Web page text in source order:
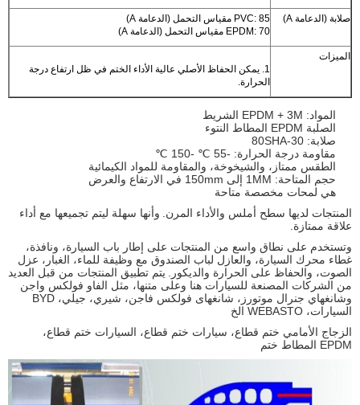
صلابة (الدعامة A)
PVC: 85 مقياس التحمل (الدعامة A)
EPDM: 70 مقياس التحمل (الدعامة A)
الميزات
1. يمكن الحفاظ الأصلي عالية الأداء الختم في ظل ارتفاع درجة
الحرارة.
المواد: EPDM + 3M الشريط
الصلبة EPDM المطاط النتوء
صلابة: 30-80SHA
مقاومة درجة الحرارة: -55 ℃ -150 ℃
الطقس ممتاز، والشيخوخة، والمقاومة للمواد الكيمائية
حجم المتاحة: 1MM إلى 150mm في الارتفاع والعرض
هي لمحات مخصصة متاحة
المنتجات لديها سطح أملس والأداء المرن. وأنها سهلة ليتم تجميعها مع أداء
علاقة ممتازة.
وتستخدم على نطاق واسع من المنتجات على إطار باب السيارة، ونافذة،
غطاء محرك السيارة، والعازل لباب الصندوق مع وظيفة للماء، الغبار، عزل
الصوت، والحفاظ على الحرارة والديكور.
يتم تطبيق المنتجات من قبل العديد
من الشركات المصنعة للسيارات هنا وعلى متنها، مثل الفاو فولكس واجن
وشانغهاي جنرال موتورز، شانغهاى فولكس فاجن، شيري، جيلي، BYD
السيارات، WEBASTO الخ
الزجاج الأمامي ختم قطاع، سيارات ختم قطاع، السيارات ختم قطاع،
EPDM المطاط ختم